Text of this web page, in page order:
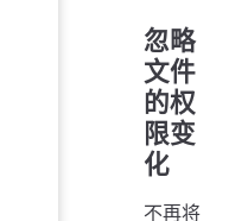
忽略
文件
的权
限变
化
不再将